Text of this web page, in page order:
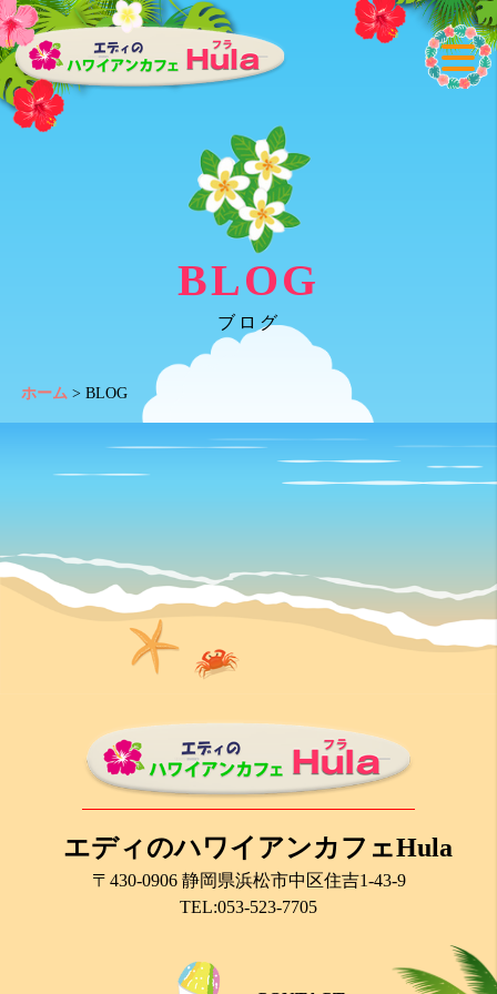
BLOG
ブログ
ホーム >BLOG
エディのハワイアンカフェHula
〒430-0906 静岡県浜松市中区住吉1-43-9
TEL:053-523-7705